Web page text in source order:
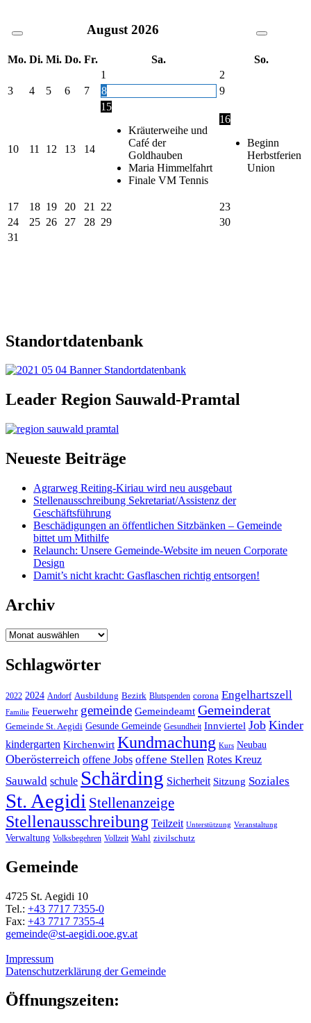
August 2026
Mo. Di. Mi. Do. Fr. Sa.
So.
1
2
3
4 5 6 7 8 9
10 11 12 13 14
15
Kräuterweihe und
Café der
Goldhauben
Maria Himmelfahrt
Finale VM Tennis
16
Beginn
Herbstferien
Union
17 18 19 20 21 22
23
24
25 26 27 28 29
30
31
Standortdatenbank
Leader Region Sauwald-Pramtal
Neueste Beiträge
Agrarweg Reiting-Kiriau wird neu ausgebaut
Stellenausschreibung Sekretariat/Assistenz der
Geschäftsführung
Beschädigungen an öffentlichen Sitzbänken – Gemeinde
bittet um Mithilfe
Relaunch: Unsere Gemeinde-Website im neuen Corporate
Design
Damit’s nicht kracht: Gasflaschen richtig entsorgen!
Archiv
Archiv
Schlagwörter
2022 2024 Andorf Ausbildung Bezirk Blutspenden corona Engelhartszell
Familie Feuerwehr gemeinde Gemeindeamt Gemeinderat
Gemeinde St. Aegidi Gesunde Gemeinde Gesundheit Innviertel Job Kinder
kindergarten Kirchenwirt Kundmachung Kurs Neubau
Oberösterreich offene Jobs offene Stellen Rotes Kreuz
Sauwald schule Schärding Sicherheit Sitzung Soziales
St. Aegidi Stellenanzeige
Stellenausschreibung Teilzeit Unterstützung Veranstaltung
Verwaltung Volksbegehren Vollzeit Wahl zivilschutz
Gemeinde
4725 St. Aegidi 10
Tel.: +43 7717 7355-0
Fax: +43 7717 7355-4
gemeinde@st-aegidi.ooe.gv.at
Impressum
Datenschutzerklärung der Gemeinde
Öffnungszeiten: